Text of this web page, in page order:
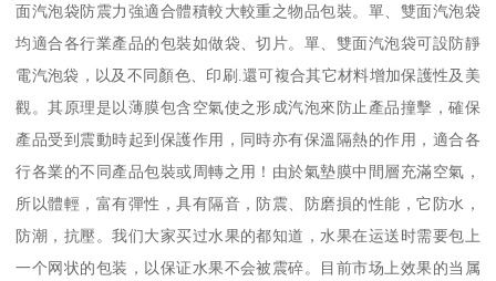
面汽泡袋防震力強適合體積較大較重之物品包裝。單、雙面汽泡袋
均適合各行業產品的包裝如做袋、切片。單、雙面汽泡袋可設防靜
電汽泡袋，以及不同顏色、印刷.還可複合其它材料增加保護性及美
觀。其原理是以薄膜包含空氣使之形成汽泡來防止產品撞擊，確保
產品受到震動時起到保護作用，同時亦有保溫隔熱的作用，適合各
行各業的不同產品包裝或周轉之用！由於氣墊膜中間層充滿空氣，
所以體輕，富有彈性，具有隔音，防震、防磨損的性能，它防水，
防潮，抗壓。我们大家买过水果的都知道，水果在运送时需要包上
一个网状的包装，以保证水果不会被震碎。目前市场上效果的当属